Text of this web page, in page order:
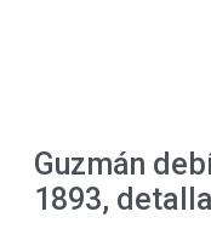
Guzmán
1893,